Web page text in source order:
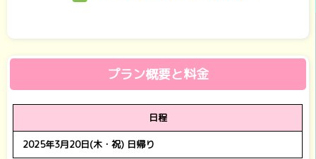
プラン概要と料金
日程
2025年3月20日(木・祝) 日帰り